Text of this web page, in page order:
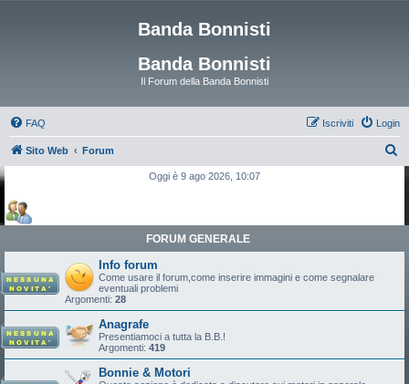
Banda Bonnisti
Banda Bonnisti
Il Forum della Banda Bonnisti
FAQ Login
Iscriviti
Sito Web Forum
Oggi è 9 ago 2026, 10:07
FORUM GENERALE
Info forum
Come usare il forum,come inserire immagini e come segnalare
eventuali problemi
Argomenti: 28
Anagrafe
Presentiamoci a tutta la B.B.!
Argomenti: 419
Bonnie & Motori